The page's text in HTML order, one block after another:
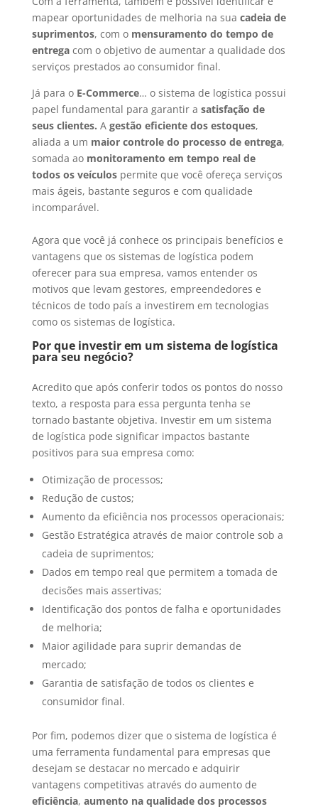
mapear oportunidades de melhoria na sua cadeia de
suprimentos, com o mensuramento do tempo de
entregacom o objetivo de aumentar a qualidade dos
serviços prestados ao consumidor final.
Já para o E-Commerce… o sistema de logística possui
papel fundamental para garantir a satisfação de
seus clientes. A gestão eficiente dos estoques,
aliada a um maior controle do processo de entrega,
somada ao monitoramento em tempo real de
todos os veículos permite que você ofereça serviços
mais ágeis, bastante seguros e com qualidade
incomparável.
Agora que você já conhece os principais benefícios e
vantagens que os sistemas de logística podem
oferecer para sua empresa, vamos entender os
motivos que levam gestores, empreendedores e
técnicos de todo país a investirem em tecnologias
como os sistemas de logística.
Por que investir em um sistema de logística
para seu negócio?
Acredito que após conferir todos os pontos do nosso
texto, a resposta para essa pergunta tenha se
tornado bastante objetiva. Investir em um sistema
de logística pode significar impactos bastante
positivos para sua empresa como:
Otimização de processos;
Redução de custos;
Aumento da eficiência nos processos operacionais;
Gestão Estratégica através de maior controle sob a
cadeia de suprimentos;
Dados em tempo real que permitem a tomada de
decisões mais assertivas;
Identificação dos pontos de falha e oportunidades
de melhoria;
Maior agilidade para suprir demandas de
mercado;
Garantia de satisfação de todos os clientes e
consumidor final.
Por fim, podemos dizer que o sistema de logística é
uma ferramenta fundamental para empresas que
desejam se destacar no mercado e adquirir
vantagens competitivas através do aumento de
eficiência, aumento na qualidade dos processos